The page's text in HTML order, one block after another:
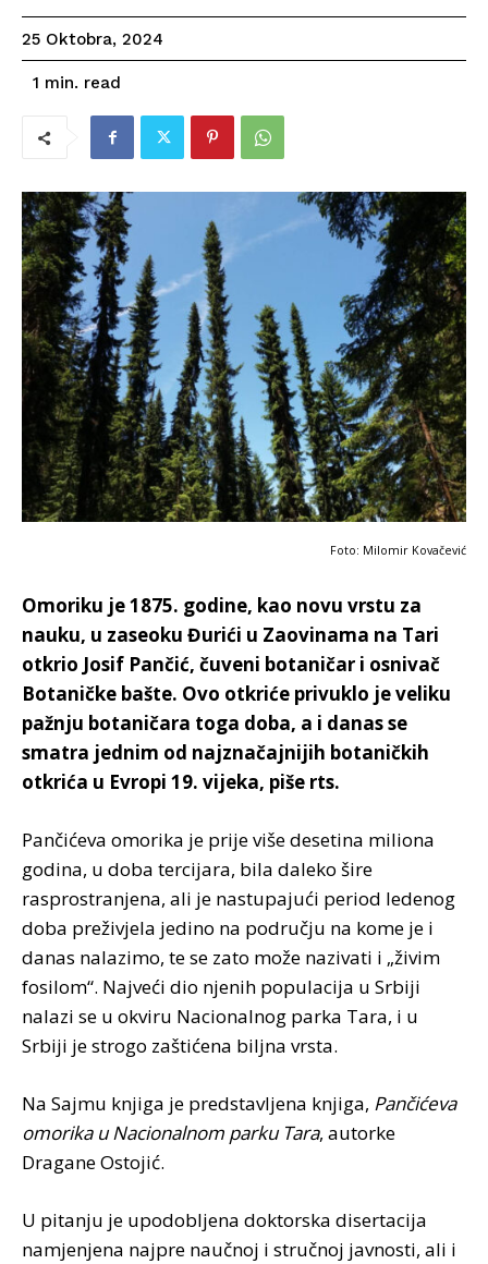
25 Oktobra, 2024
1 min. read
Foto: Milomir Kovačević
Omoriku je 1875. godine, kao novu vrstu za
nauku, u zaseoku Đurići u Zaovinama na Tari
otkrio Josif Pančić, čuveni botaničar i osnivač
Botaničke bašte. Ovo otkriće privuklo je veliku
pažnju botaničara toga doba, a i danas se
smatra jednim od najznačajnijih botaničkih
otkrića u Evropi 19. vijeka, piše rts.
Pančićeva omorika je prije više desetina miliona
godina, u doba tercijara, bila daleko šire
rasprostranjena, ali je nastupajući period ledenog
doba preživjela jedino na području na kome je i
danas nalazimo, te se zato može nazivati i „živim
fosilom“. Najveći dio njenih populacija u Srbiji
nalazi se u okviru Nacionalnog parka Tara, i u
Srbiji je strogo zaštićena biljna vrsta.
Na Sajmu knjiga je predstavljena knjiga, Pančićeva
omorika u Nacionalnom parku Tara, autorke
Dragane Ostojić.
U pitanju je upodobljena doktorska disertacija
namjenjena najpre naučnoj i stručnoj javnosti, ali i